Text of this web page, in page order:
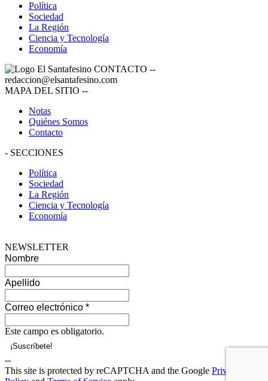
Política
Sociedad
La Región
Ciencia y Tecnología
Economía
CONTACTO --
redaccion@elsantafesino.com
MAPA DEL SITIO --
Notas
Quiénes Somos
Contacto
- SECCIONES
Política
Sociedad
La Región
Ciencia y Tecnología
Economía
NEWSLETTER
Nombre
Apellido
Correo electrónico *
Este campo es obligatorio.
--
This site is protected by reCAPTCHA and the Google Privacy